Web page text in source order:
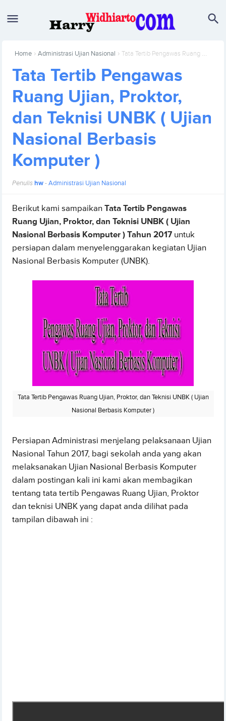
Home ›Administrasi Ujian Nasional ›Tata Tertib Pengawas Ruang Ujian, Proktor, dan Teknisi UNBK ( Ujian Nasional Berbasis Komputer )
Tata Tertib Pengawas
Ruang Ujian, Proktor,
dan Teknisi UNBK ( Ujian
Nasional Berbasis
Komputer )
Penulishw-Administrasi Ujian Nasional
Berikut kami sampaikanTata Tertib Pengawas
Ruang Ujian, Proktor, dan Teknisi UNBK ( Ujian
Nasional Berbasis Komputer ) Tahun 2017 untuk
persiapan dalam menyelenggarakan kegiatan Ujian
Nasional Berbasis Komputer (UNBK).
Tata Tertib Pengawas Ruang Ujian, Proktor, dan Teknisi UNBK ( Ujian
Nasional Berbasis Komputer )
Persiapan Administrasi menjelang pelaksanaan Ujian
Nasional Tahun 2017, bagi sekolah anda yang akan
melaksanakan Ujian Nasional Berbasis Komputer
dalam postingan kali ini kami akan membagikan
tentang tata tertib Pengawas Ruang Ujian, Proktor
dan teknisi UNBK yang dapat anda dilihat pada
tampilan dibawah ini :